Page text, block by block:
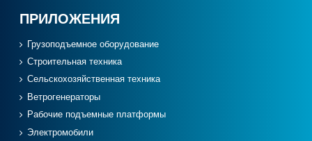
ПРИЛОЖЕНИЯ
Грузоподъемное оборудование
Cтроительная техника
Сельскохозяйственная техника
Ветрогенераторы
Рабочие подъемные платформы
Электромобили